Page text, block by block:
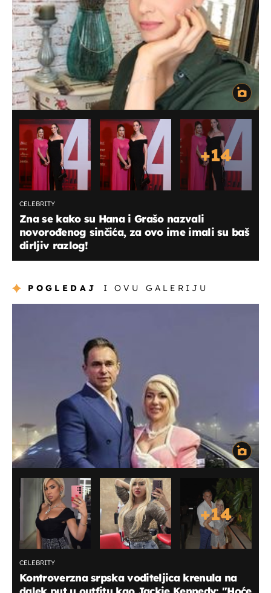
+14
CELEBRITY
Zna se kako su Hana i Grašo nazvali
novorođenog sinčića, za ovo ime imali su baš
dirljiv razlog!
POGLEDAJ I OVU GALERIJU
+14
CELEBRITY
Kontroverzna srpska voditeljica krenula na